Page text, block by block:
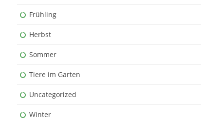
Frühling
Herbst
Sommer
Tiere im Garten
Uncategorized
Winter